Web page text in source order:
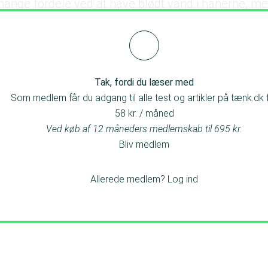
fordele ved at have blødt vand i hanerne,
Tak, fordi du læser med
Som medlem får du adgang til alle test og artikler på tænk.dk
58 kr. / måned
Ved køb af 12 måneders medlemskab til 695 kr.
Bliv medlem
Allerede medlem? Log ind